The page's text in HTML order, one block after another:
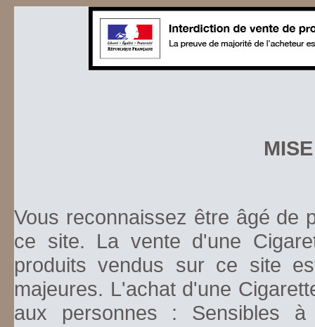
Vous reconnaissez être âgé de
ce site. La vente d'une
produits vendus sur ce site
majeures. L'achat d'une
aux personnes : Sensibles